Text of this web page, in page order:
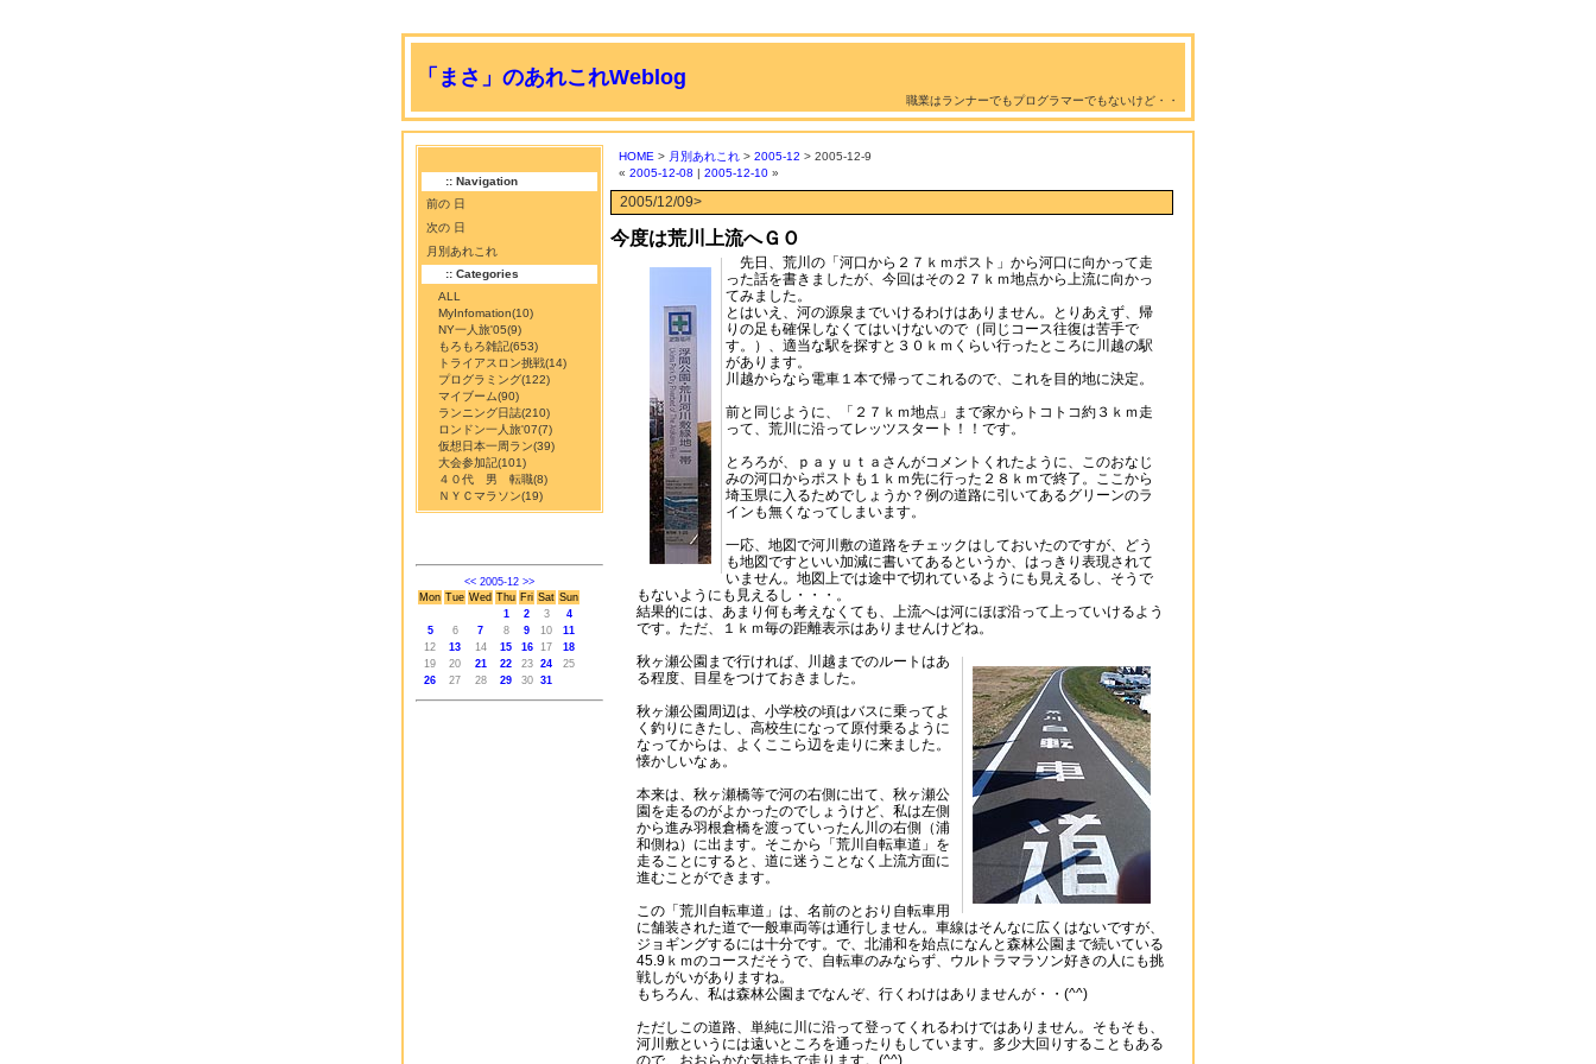
「まさ」のあれこれWeblog
職業はランナーでもプログラマーでもないけど・・
:: Navigation
前の 日
次の 日
月別あれこれ
:: Categories
ALL
MyInfomation(10)
NY一人旅'05(9)
もろもろ雑記(653)
トライアスロン挑戦(14)
プログラミング(122)
マイブーム(90)
ランニング日誌(210)
ロンドン一人旅'07(7)
仮想日本一周ラン(39)
大会参加記(101)
４０代 男 転職(8)
ＮＹＣマラソン(19)
<< 2005-12 >>
Mon Tue Wed Thu Fri Sat Sun
1
2 3
4
5
6 7 8 9 10
11
12
13 14 15 16 17
18
19
20 21 22 23 24
25
26
27 28 29 30 31
HOME > 月別あれこれ > 2005-12 > 2005-12-9
« 2005-12-08 | 2005-12-10 »
2005/12/09>
今度は荒川上流へＧＯ
先日、荒川の「河口から２７ｋｍポスト」から河口に向かって走
った話を書きましたが、今回はその２７ｋｍ地点から上流に向かっ
てみました。
とはいえ、河の源泉までいけるわけはありません。とりあえず、帰
りの足も確保しなくてはいけないので（同じコース往復は苦手で
す。）、適当な駅を探すと３０ｋｍくらい行ったところに川越の駅
があります。
川越からなら電車１本で帰ってこれるので、これを目的地に決定。
前と同じように、「２７ｋｍ地点」まで家からトコトコ約３ｋｍ走
って、荒川に沿ってレッツスタート！！です。
とろろが、ｐａｙｕｔａさんがコメントくれたように、このおなじ
みの河口からポストも１ｋｍ先に行った２８ｋｍで終了。ここから
埼玉県に入るためでしょうか？例の道路に引いてあるグリーンのラ
インも無くなってしまいます。
一応、地図で河川敷の道路をチェックはしておいたのですが、どう
も地図ですといい加減に書いてあるというか、はっきり表現されて
いません。地図上では途中で切れているようにも見えるし、そうで
もないようにも見えるし・・・。
結果的には、あまり何も考えなくても、上流へは河にほぼ沿って上っていけるよう
です。ただ、１ｋｍ毎の距離表示はありませんけどね。
秋ヶ瀬公園まで行ければ、川越までのルートはあ
る程度、目星をつけておきました。
秋ヶ瀬公園周辺は、小学校の頃はバスに乗ってよ
く釣りにきたし、高校生になって原付乗るように
なってからは、よくここら辺を走りに来ました。
懐かしいなぁ。
本来は、秋ヶ瀬橋等で河の右側に出て、秋ヶ瀬公
園を走るのがよかったのでしょうけど、私は左側
から進み羽根倉橋を渡っていったん川の右側（浦
和側ね）に出ます。そこから「荒川自転車道」を
走ることにすると、道に迷うことなく上流方面に
進むことができます。
この「荒川自転車道」は、名前のとおり自転車用
に舗装された道で一般車両等は通行しません。車線はそんなに広くはないですが、
ジョギングするには十分です。で、北浦和を始点になんと森林公園まで続いている
45.9ｋｍのコースだそうで、自転車のみならず、ウルトラマラソン好きの人にも挑
戦しがいがありますね。
もちろん、私は森林公園までなんぞ、行くわけはありませんが・・(^^)
ただしこの道路、単純に川に沿って登ってくれるわけではありません。そもそも、
河川敷というには遠いところを通ったりもしています。多少大回りすることもある
ので、おおらかな気持ちで走ります。(^^)